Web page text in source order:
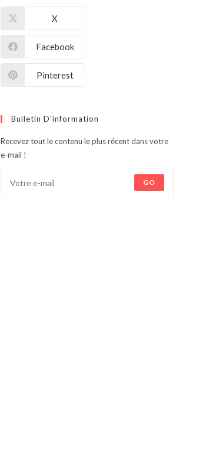
X
Facebook
Pinterest
Bulletin D'information
Recevez tout le contenu le plus récent dans votre
e-mail !
GO